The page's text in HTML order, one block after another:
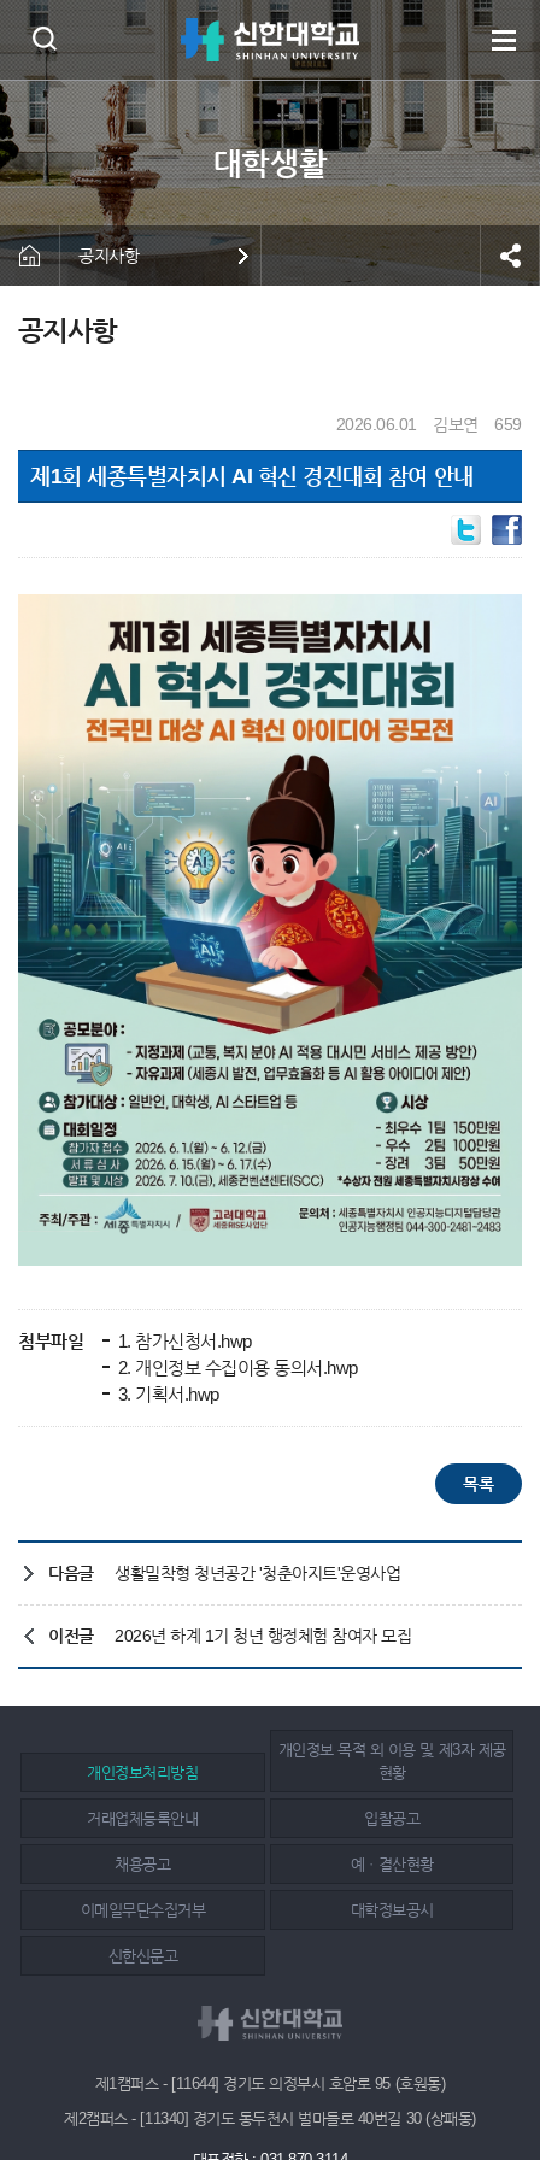
공지사항
공지사항
2026.06.01 김보연 659
제1회 세종특별자치시 AI 혁신 경진대회 참여 안내
첨부파일
1. 참가신청서.hwp
2. 개인정보 수집이용 동의서.hwp
3. 기획서.hwp
다음글 생활밀착형 청년공간 '청춘아지트'운영사업
이전글 2026년 하계 1기 청년 행정체험 참여자 모집
개인정보처리방침
개인정보 목적 외 이용 및 제3자 제공
현황
거래업체등록안내 입찰공고
채용공고 예ㆍ결산현황
이메일무단수집거부 대학정보공시
신한신문고
제1캠퍼스 - [11644] 경기도 의정부시 호암로 95 (호원동)
제2캠퍼스 - [11340] 경기도 동두천시 벌마들로 40번길 30 (상패동)